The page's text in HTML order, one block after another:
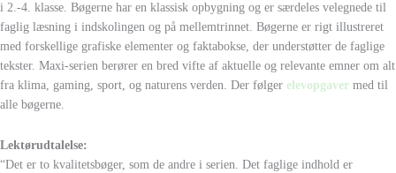
i 2.-4. klasse. Bøgerne har en klassisk opbygning og er særdeles velegnede til
faglig læsning i indskolingen og på mellemtrinnet. Bøgerne er rigt illustreret
med forskellige grafiske elementer og faktabokse, der understøtter de faglige
tekster. Maxi-serien berører en bred vifte af aktuelle og relevante emner om alt
fra klima, gaming, sport, og naturens verden. Der følger elevopgaver med til
alle bøgerne.
Lektørudtalelse:
“Det er to kvalitetsbøger, som de andre i serien. Det faglige indhold er